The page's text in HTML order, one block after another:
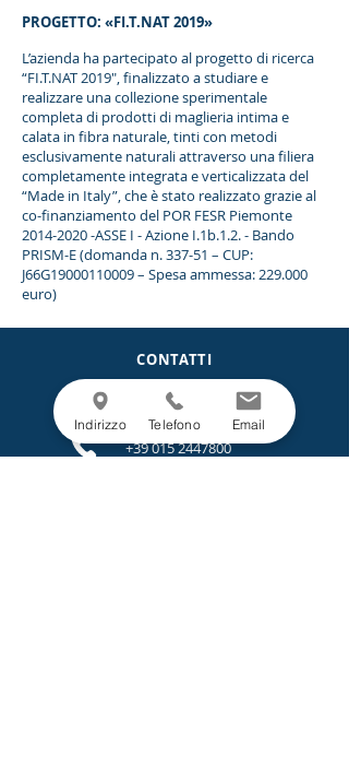
PROGETTO: «FI.T.NAT 2019»
L’azienda ha partecipato al progetto di ricerca
“FI.T.NAT 2019", finalizzato a studiare e
realizzare una collezione sperimentale
completa di prodotti di maglieria intima e
calata in fibra naturale, tinti con metodi
esclusivamente naturali attraverso una filiera
completamente integrata e verticalizzata del
“Made in Italy”, che è stato realizzato grazie al
co-finanziamento del POR FESR Piemonte
2014-2020-ASSE I - Azione I.1b.1.2. - Bando
PRISM-E (domanda n. 337-51 – CUP:
J66G19000110009 – Spesa ammessa: 229.000
euro)
CONTATTI
Via Roma 36
13872 Borriana (Biella)
Italia
+39 015 2447800
Indirizzo Telefono Email